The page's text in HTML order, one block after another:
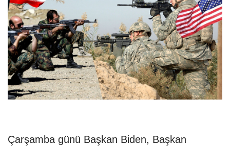
Çarşamba günü Başkan Biden, Başkan